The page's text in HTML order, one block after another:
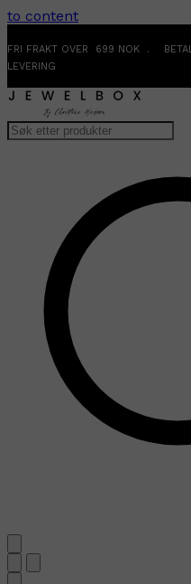
to content
FRI FRAKT OVER 699 NOK .
LEVERING